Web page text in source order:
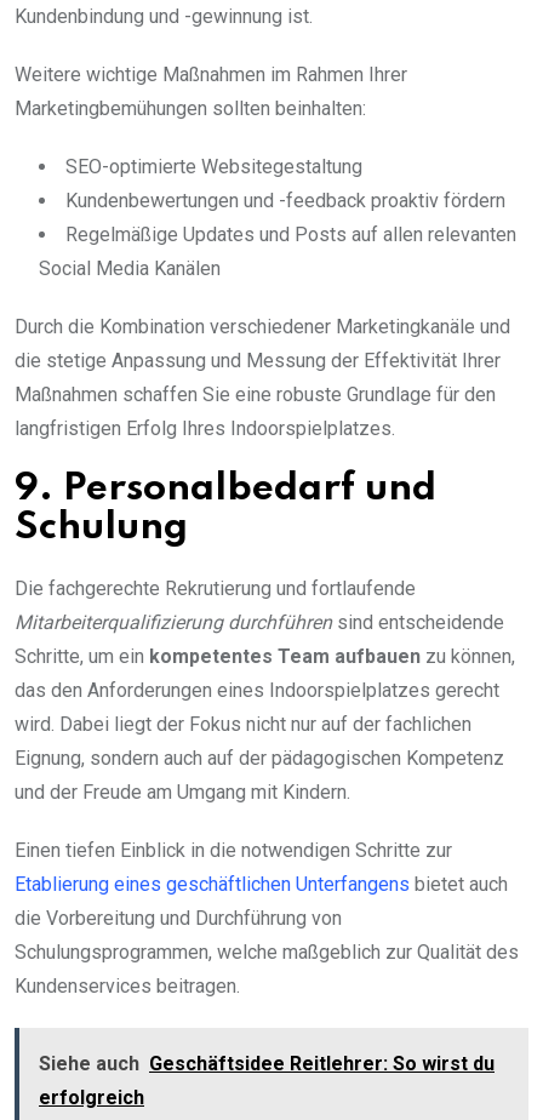
Kundenbindung und -gewinnung ist.
Weitere wichtige Maßnahmen im Rahmen Ihrer
Marketingbemühungen sollten beinhalten:
SEO-optimierte Websitegestaltung
Kundenbewertungen und -feedback proaktiv fördern
Regelmäßige Updates und Posts auf allen relevanten
Social Media Kanälen
Durch die Kombination verschiedener Marketingkanäle und
die stetige Anpassung und Messung der Effektivität Ihrer
Maßnahmen schaffen Sie eine robuste Grundlage für den
langfristigen Erfolg Ihres Indoorspielplatzes.
9. Personalbedarf und
Schulung
Die fachgerechte Rekrutierung und fortlaufende
Mitarbeiterqualifizierung durchführensind entscheidende
Schritte, um ein kompetentes Team aufbauen zu können,
das den Anforderungen eines Indoorspielplatzes gerecht
wird. Dabei liegt der Fokus nicht nur auf der fachlichen
Eignung, sondern auch auf der pädagogischen Kompetenz
und der Freude am Umgang mit Kindern.
Einen tiefen Einblick in die notwendigen Schritte zur
Etablierung eines geschäftlichen Unterfangens bietet auch
die Vorbereitung und Durchführung von
Schulungsprogrammen, welche maßgeblich zur Qualität des
Kundenservices beitragen.
Siehe auch Geschäftsidee Reitlehrer: So wirst du
erfolgreich